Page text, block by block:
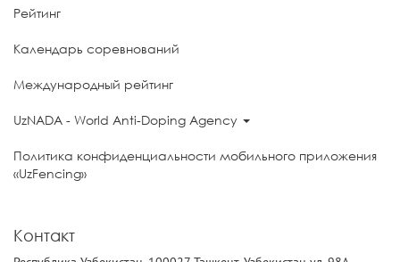
Рейтинг
Календарь соревнований
Международный рейтинг
UzNADA - World Anti-Doping Agency
Политика конфиденциальности мобильного приложения
«UzFencing»
Контакт